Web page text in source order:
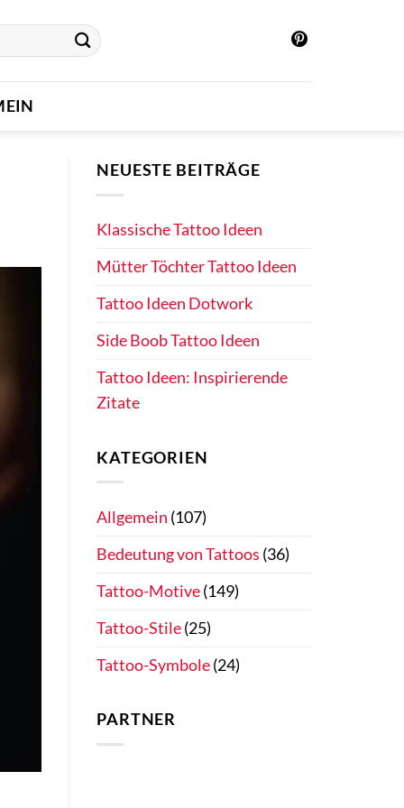
NEUESTE BEITRÄGE
Klassische Tattoo Ideen
Mütter Töchter Tattoo Ideen
Tattoo Ideen Dotwork
Side Boob Tattoo Ideen
Tattoo Ideen: Inspirierende
Zitate
KATEGORIEN
Allgemein (107)
Bedeutung von Tattoos (36)
Tattoo-Motive(149)
Tattoo-Stile(25)
Tattoo-Symbole(24)
PARTNER